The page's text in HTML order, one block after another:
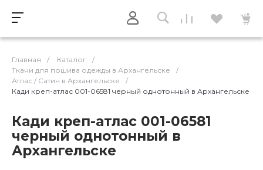
Главная / Каталог
/
Ткани для пошива одежды в Архангельске
/
Атлас / Cатин в Архангельске
/
Кади креп-атлас 001-06581 черный однотонный в Архангельске
Кади креп-атлас 001-06581
черный однотонный в
Архангельске